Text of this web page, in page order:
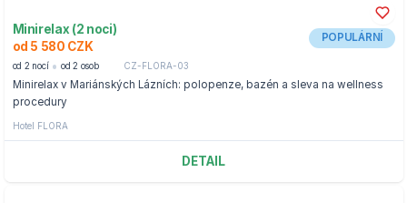
Minirelax (2 noci)
od 5 580 CZK
POPULÁRNÍ
od 2 nocí od 2 osob CZ-FLORA-03
Minirelax v Mariánských Lázních: polopenze, bazén a sleva na wellness
procedury
Hotel FLORA
DETAIL